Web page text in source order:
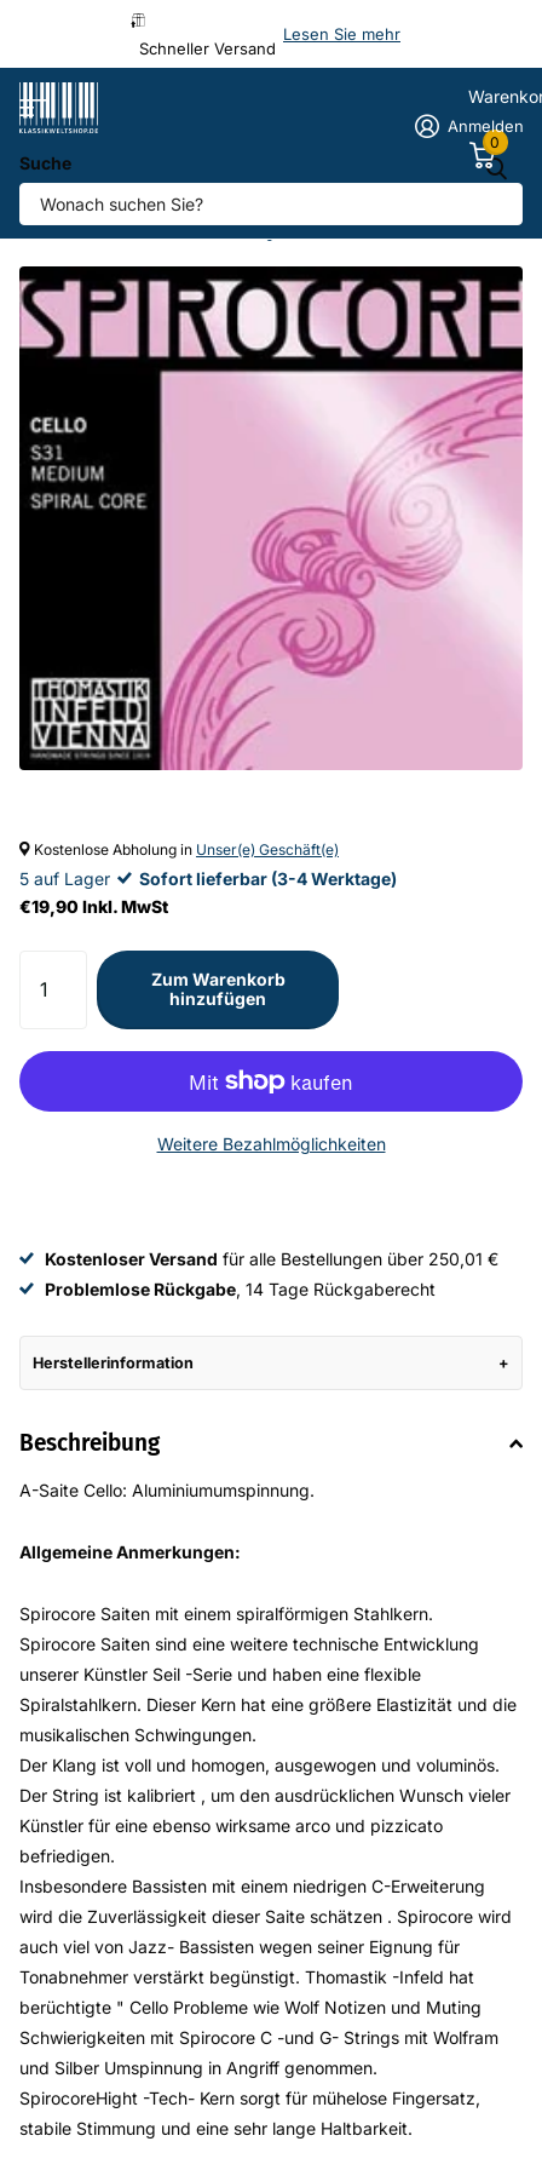
Schneller Versand
Lesen Sie mehr
Suche
Anmelden
0
A-Saite Cello Spirocore-Alu
Anbieter Thomastik-Infeld
Kostenlose Abholung in Unser(e) Geschäft(e)
5 auf Lager
Sofort lieferbar (3-4 Werktage)
€19,90 Inkl. MwSt
Zum Warenkorb
hinzufügen
Weitere Bezahlmöglichkeiten
Kostenloser Versand für alle Bestellungen über 250,01 €
Problemlose Rückgabe, 14 Tage Rückgaberecht
Herstellerinformation
Beschreibung
A-Saite Cello: Aluminiumumspinnung.
Allgemeine Anmerkungen:
Spirocore Saiten mit einem spiralförmigen Stahlkern.
Spirocore Saiten sind eine weitere technische Entwicklung
unserer Künstler Seil -Serie und haben eine flexible
Spiralstahlkern. Dieser Kern hat eine größere Elastizität und die
musikalischen Schwingungen.
Der Klang ist voll und homogen, ausgewogen und voluminös.
Der String ist kalibriert , um den ausdrücklichen Wunsch vieler
Künstler für eine ebenso wirksame arco und pizzicato
befriedigen.
Insbesondere Bassisten mit einem niedrigen C-Erweiterung
wird die Zuverlässigkeit dieser Saite schätzen . Spirocore wird
auch viel von Jazz- Bassisten wegen seiner Eignung für
Tonabnehmer verstärkt begünstigt. Thomastik -Infeld hat
berüchtigte " Cello Probleme wie Wolf Notizen und Muting
Schwierigkeiten mit Spirocore C -und G- Strings mit Wolfram
und Silber Umspinnung in Angriff genommen.
SpirocoreHight -Tech- Kern sorgt für mühelose Fingersatz,
stabile Stimmung und eine sehr lange Haltbarkeit.